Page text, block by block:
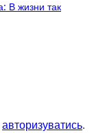
В жизни так
авторизуватись.